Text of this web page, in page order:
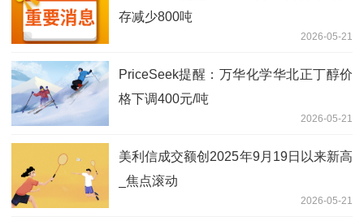
存减少800吨
2026-05-21
PriceSeek提醒：万华化学华北正丁醇价
格下调400元/吨
2026-05-21
美利信成交额创2025年9月19日以来新高
_焦点滚动
2026-05-21